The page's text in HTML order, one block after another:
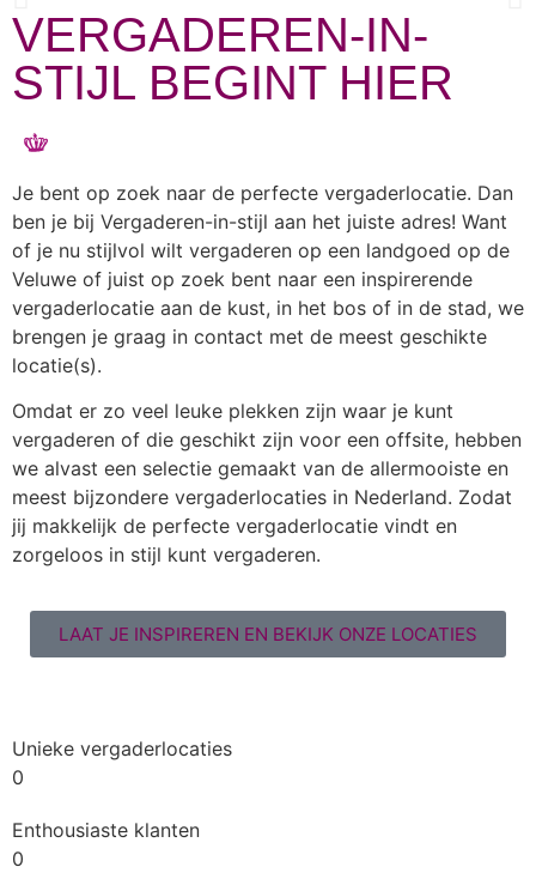
Vergaderen-In-Stijl
BEKIJK ALLE LOCATIES
VERGADEREN-IN-
STIJL BEGINT HIER
Je bent op zoek naar de perfecte vergaderlocatie. Dan
ben je bij Vergaderen-in-stijl aan het juiste adres! Want
of je nu stijlvol wilt vergaderen op een landgoed op de
Veluwe of juist op zoek bent naar een inspirerende
vergaderlocatie aan de kust, in het bos of in de stad, we
brengen je graag in contact met de meest geschikte
locatie(s).
Omdat er zo veel leuke plekken zijn waar je kunt
vergaderen of die geschikt zijn voor een offsite, hebben
we alvast een selectie gemaakt van de allermooiste en
meest bijzondere vergaderlocaties in Nederland. Zodat
jij makkelijk de perfecte vergaderlocatie vindt en
zorgeloos in stijl kunt vergaderen.
LAAT JE INSPIREREN EN BEKIJK ONZE LOCATIES
Unieke vergaderlocaties
0
Enthousiaste klanten
0